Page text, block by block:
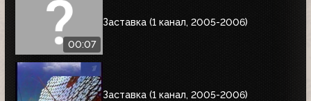
00:07
Заставка (1 канал, 2005-2006)
Заставка (1 канал, 2005-2006)